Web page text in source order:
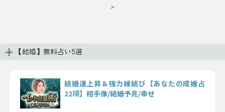
>
【結婚】無料占い5選
結婚運上昇＆強力縁結び【あなたの成婚占
22項】相手像/結婚予兆/幸せ